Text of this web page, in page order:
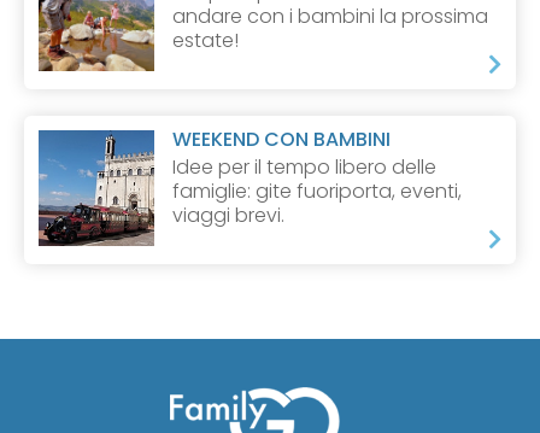
andare con i bambini la prossima
estate!
WEEKEND CON BAMBINI
Idee per il tempo libero delle
famiglie: gite fuoriporta, eventi,
viaggi brevi.